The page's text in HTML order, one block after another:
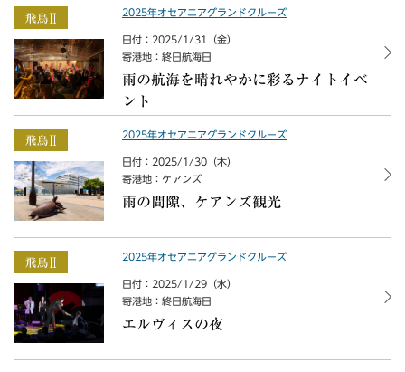
2025年オセアニアグランドクルーズ
日付：2025/1/31（金）
寄港地：終日航海日
雨の航海を晴れやかに彩るナイトイベ
ント
2025年オセアニアグランドクルーズ
日付：2025/1/30（木）
寄港地：ケアンズ
雨の間隙、ケアンズ観光
2025年オセアニアグランドクルーズ
日付：2025/1/29（水）
寄港地：終日航海日
エルヴィスの夜